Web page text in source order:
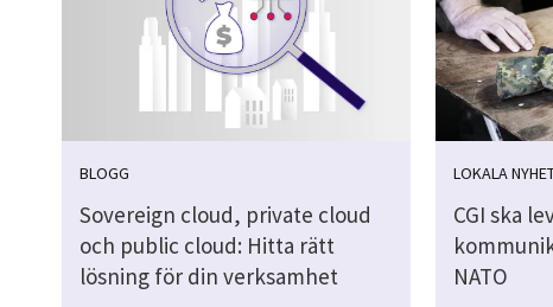
BLOGG
Sovereign cloud, private cloud
och public cloud: Hitta rätt
lösning för din verksamhet
LOKALA
CGI ska
NATO